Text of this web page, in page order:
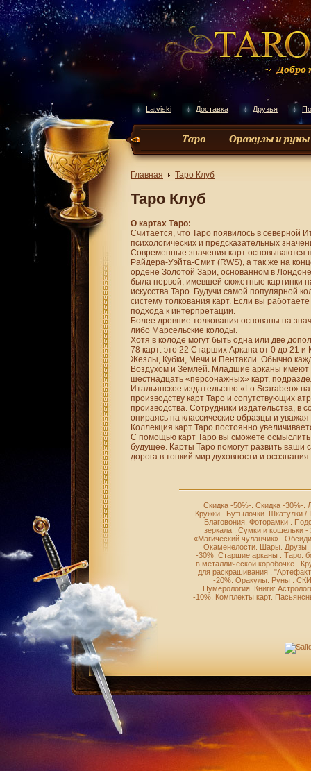
Latviski Доставка Друзья
Главная Таро Клуб
Таро Клуб
О картах Таро:
Считается, что Таро появилось в северной
психологических и предсказательных
Современные значения карт основываются
Райдера-Уэйта-Смит (RWS), а так же на
ордене Золотой Зари, основанном в
была первой, имевшей сюжетные картинки
искусства Таро. Будучи самой популярной
систему толкования карт. Если вы
подхода к интерпретации.
Более древние толкования основаны на
либо Марсельские колоды.
Хотя в колоде могут быть одна или две
78 карт: это 22 Старших Аркана от 0 до 21
Жезлы, Кубки, Мечи и Пентакли. Обычно
Воздухом и Землёй. Младшие арканы
шестнадцать «персонажных» карт,
Итальянское издательство «Lo Scarabeo»
производству карт Таро и сопутствующих
производства. Сотрудники издательства, в
опираясь на классические образцы и
Коллекция карт Таро постоянно
С помощью карт Таро вы сможете
будущее. Карты Таро помогут развить ваши
дорога в тонкий мир духовности и осознания.
Скидка -50%- Скидка -30%-
Кружки
Бутылочки. Шкатулки /
Благовония. Фоторамки
зеркала
Сумки и кошельки -
«Магический чуланчик»
Окаменелости Шары
-30%. Старшие арканы
Таро:
в металлической коробочке
для раскрашивания
-20% Оракулы Руны
Нумерология. Книги:
-10% Комплекты карт.